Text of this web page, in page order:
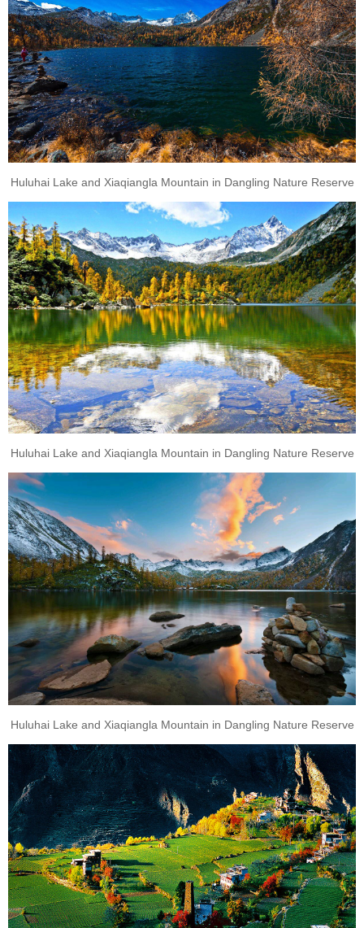
Huluhai Lake and Xiaqiangla Mountain in Dangling Nature Reserve
Huluhai Lake and Xiaqiangla Mountain in Dangling Nature Reserve
Huluhai Lake and Xiaqiangla Mountain in Dangling Nature Reserve